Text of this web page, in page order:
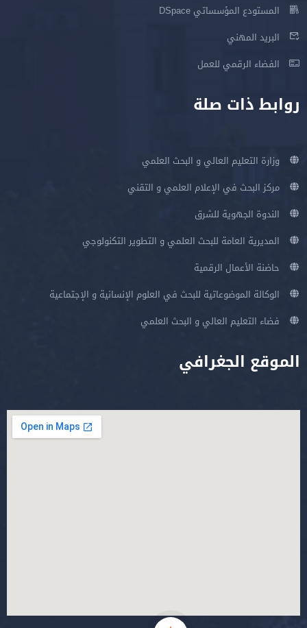
المستودع المؤسساتي DSpace
البريد المهني
الفضاء الرقمي للعمل
روابط ذات صلة
وزارة التعليم العالي و البحث العلمي
مركز البحث في الإعلام العلمي و التقني
الندوة الجهوية للشرق
المديرية العامة للبحث العلمي و التطوير التكنولوجي
حاضنة الأعمال الرقمية
الوكالة الموضوعاتية للبحث في العلوم الإنسانية و الإجتماعية
فضاء التعليم العالي و البحث العلمي
الموقع الجغرافي